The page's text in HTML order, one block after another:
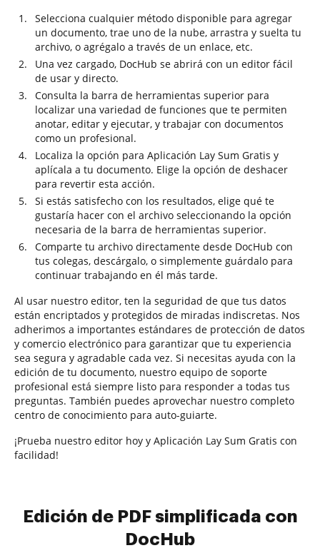
Selecciona cualquier método disponible para agregar
un documento, trae uno de la nube, arrastra y suelta tu
archivo, o agrégalo a través de un enlace, etc.
Una vez cargado, DocHub se abrirá con un editor fácil
de usar y directo.
Consulta la barra de herramientas superior para
localizar una variedad de funciones que te permiten
anotar, editar y ejecutar, y trabajar con documentos
como un profesional.
Localiza la opción para Aplicación Lay Sum Gratis y
aplícala a tu documento. Elige la opción de deshacer
para revertir esta acción.
Si estás satisfecho con los resultados, elige qué te
gustaría hacer con el archivo seleccionando la opción
necesaria de la barra de herramientas superior.
Comparte tu archivo directamente desde DocHub con
tus colegas, descárgalo, o simplemente guárdalo para
continuar trabajando en él más tarde.
Al usar nuestro editor, ten la seguridad de que tus datos
están encriptados y protegidos de miradas indiscretas. Nos
adherimos a importantes estándares de protección de datos
y comercio electrónico para garantizar que tu experiencia
sea segura y agradable cada vez. Si necesitas ayuda con la
edición de tu documento, nuestro equipo de soporte
profesional está siempre listo para responder a todas tus
preguntas. También puedes aprovechar nuestro completo
centro de conocimiento para auto-guiarte.
¡Prueba nuestro editor hoy y Aplicación Lay Sum Gratis con
facilidad!
Edición de PDF simplificada con
DocHub